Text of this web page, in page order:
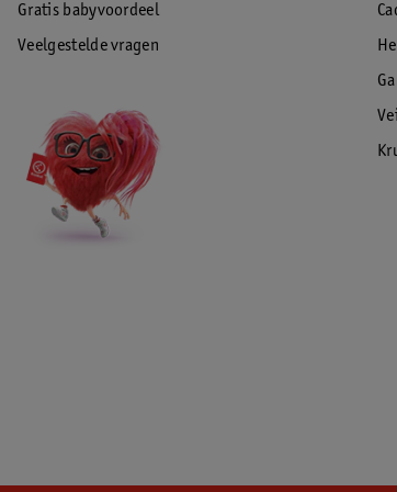
Gratis babyvoordeel
Veelgestelde vragen